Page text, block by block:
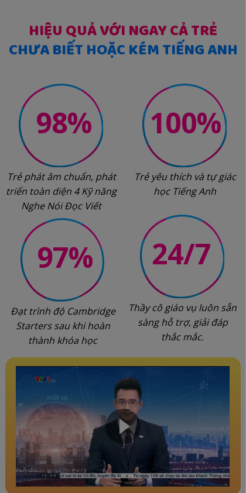
HIỆU QUẢ VỚI NGAY CẢ TRẺ
CHƯA BIẾT HOẶC KÉM TIẾNG ANH
Trẻ phát âm chuẩn, phát
triển toàn diện 4 Kỹ năng
Nghe Nói Đọc Viết
98%
Trẻ yêu thích và tự giác
học Tiếng Anh
100%
Thầy cô giáo vụ luôn sẵn
sàng hỗ trợ, giải đáp
thắc mắc.
24/7
Đạt trình độ Cambridge
Starters sau khi hoàn
thành khóa học
97%